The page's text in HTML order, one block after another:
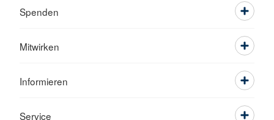
Spenden
Mitwirken
Informieren
Service